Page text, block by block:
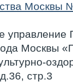
Москвы
управление
Москвы
стр.3